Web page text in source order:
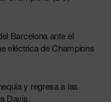
Barcelona ante el
eléctrica de Champions
y regresa a las
Davis